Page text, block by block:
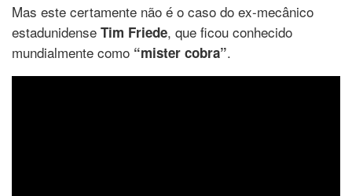
Mas este certamente não é o caso do ex-mecânico
estadunidense Tim Friede, que ficou conhecido
mundialmente como “mister cobra”.